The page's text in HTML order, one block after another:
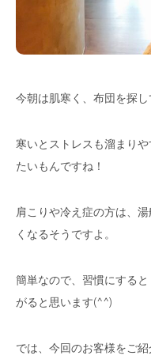
フラッグシップストア
今朝は肌寒く、布団を探し
寒いとストレスも溜まり
たいもんですね！
肩こりや冷え症の方は、
くなるそうですよ。
簡単なので、習慣にする
がると思います(^^)
では、今回のお客様をご紹